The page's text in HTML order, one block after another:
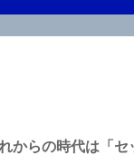
からの時代は「